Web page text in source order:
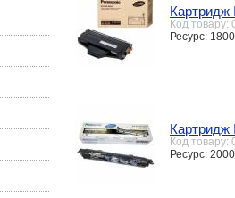
Картридж
Код товару:
Ресурс:
Картридж
Код товару:
Ресурс: 2000